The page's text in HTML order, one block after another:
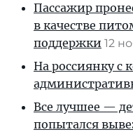
Пассажир
в качестве
поддержки 12
На россиянку с
Все лучшее —
попытался